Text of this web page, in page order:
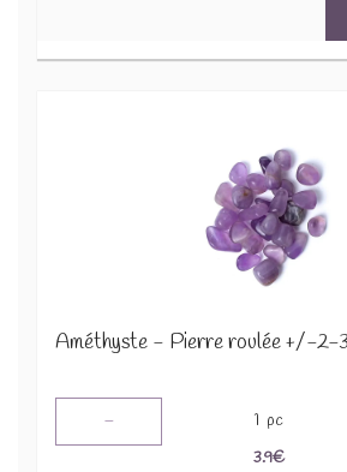
Améthyste - Pierre roulée +/-2-
- 1 pc
3.9€